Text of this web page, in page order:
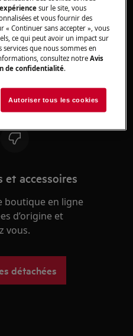
le moteur dans un
agréé.
au moteur causés
t-il été utile ?
et accessoires
boutique en ligne
d’origine et
vous.
détachées
sur le site, vous
et vous fournir des
« Continuer sans accepter », vous
ce qui peut avoir un impact sur
que nous sommes en
consultez notreAvis
de confidentialité.
Autoriser tous les cookies